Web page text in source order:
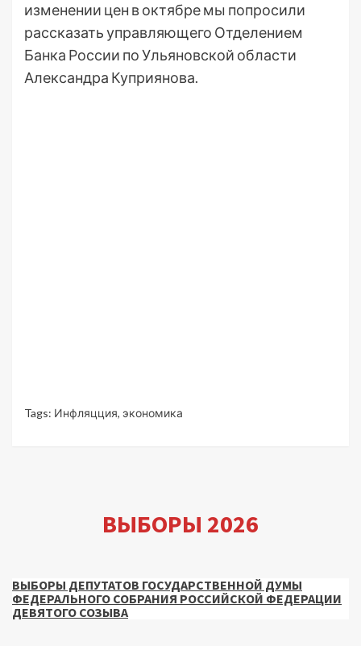
изменении цен в октябре мы попросили
рассказать управляющего Отделением
Банка России по Ульяновской области
Александра Куприянова.
Tags: Инфляцция, экономика
ВЫБОРЫ 2026
ВЫБОРЫ ДЕПУТАТОВ ГОСУДАРСТВЕННОЙ ДУМЫ
ФЕДЕРАЛЬНОГО СОБРАНИЯ РОССИЙСКОЙ ФЕДЕРАЦИИ
ДЕВЯТОГО СОЗЫВА